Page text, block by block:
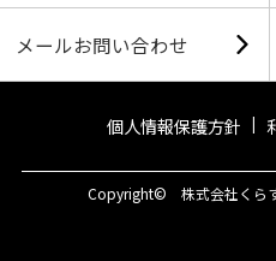
メールお問い合わせ
個人情報保護方針
Copyright© 株式会社くら